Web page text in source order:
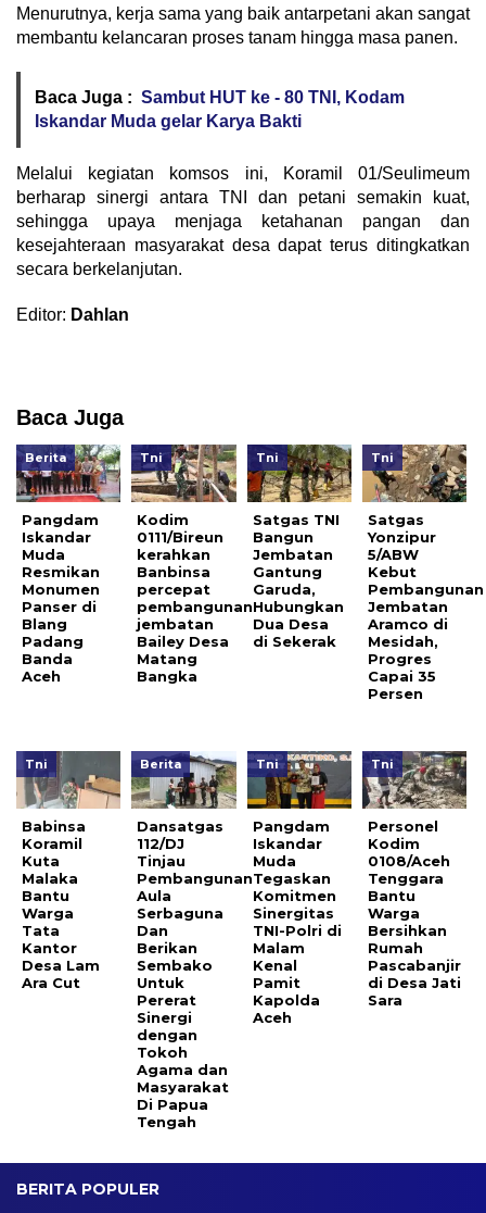
Menurutnya, kerja sama yang baik antarpetani akan sangat
membantu kelancaran proses tanam hingga masa panen.
Baca Juga : Sambut HUT ke - 80 TNI, Kodam
Iskandar Muda gelar Karya Bakti
Melalui kegiatan komsos ini, Koramil 01/Seulimeum
berharap sinergi antara TNI dan petani semakin kuat,
sehingga upaya menjaga ketahanan pangan dan
kesejahteraan masyarakat desa dapat terus ditingkatkan
secara berkelanjutan.
Editor: Dahlan
Baca Juga
Berita
Pangdam
Iskandar
Muda
Resmikan
Monumen
Panser di
Blang
Padang
Banda
Aceh
Tni
Kodim
0111/Bireun
kerahkan
Banbinsa
percepat
pembangunan
jembatan
Bailey Desa
Matang
Bangka
Tni
Satgas TNI
Bangun
Jembatan
Gantung
Garuda,
Hubungkan
Dua Desa
di Sekerak
Tni
Satgas
Yonzipur
5/ABW
Kebut
Pembangunan
Jembatan
Aramco di
Mesidah,
Progres
Capai 35
Persen
Tni
Babinsa
Koramil
Kuta
Malaka
Bantu
Warga
Tata
Kantor
Desa Lam
Ara Cut
Berita
Dansatgas
112/DJ
Tinjau
Pembangunan
Aula
Serbaguna
Dan
Berikan
Sembako
Untuk
Pererat
Sinergi
dengan
Tokoh
Agama dan
Masyarakat
Di Papua
Tengah
Tni
Pangdam
Iskandar
Muda
Tegaskan
Komitmen
Sinergitas
TNI-Polri di
Malam
Kenal
Pamit
Kapolda
Aceh
Tni
Personel
Kodim
0108/Aceh
Tenggara
Bantu
Warga
Bersihkan
Rumah
Pascabanjir
di Desa Jati
Sara
BERITA POPULER